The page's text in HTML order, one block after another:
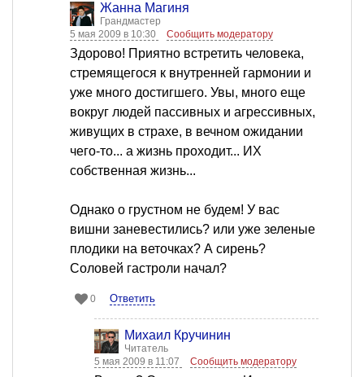
Жанна Магиня
Грандмастер
5 мая 2009 в 10:30
Сообщить модератору
Здорово! Приятно встретить человека,
стремящегося к внутренней гармонии и
уже много достигшего. Увы, много еще
вокруг людей пассивных и агрессивных,
живущих в страхе, в вечном ожидании
чего-то... а жизнь проходит... ИХ
собственная жизнь...
Однако о грустном не будем! У вас
вишни заневестились? или уже зеленые
плодики на веточках? А сирень?
Соловей гастроли начал?
0 Ответить
Михаил Кручинин
Читатель
5 мая 2009 в 11:07
Сообщить модератору